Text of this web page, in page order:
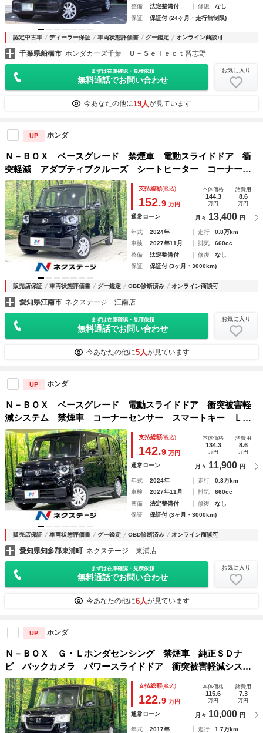
整備
法定整備付 修復
なし
保証
保証付 (24ヶ月・走行無制限)
認定中古車 ディーラー保証 車両状態評価書 グー鑑定 オンライン商談可
千葉県船橋市 ホンダカーズ千葉 Ｕ－Ｓｅｌｅｃｔ習志野
まずは在庫確認・見積依頼
無料通話でお問い合わせ
お気に入り
今あなたの他に19人が見ています
UP ホンダ
Ｎ－ＢＯＸ ベースグレード 禁煙車 電動スライドドア 衝
突軽減 アダプティブクルーズ シートヒーター コーナーセ
ンサー バックカメラ スマートキー ＬＥＤヘッド オート
ハイビーム 車線逸脱警報 オートライト オートエアコン
支払総額(税込)
152.9 万円
本体価格
144.3
万円
諸費用
8.6
万円
通常ローン 月々 13,400 円
年式 2024年 走行
0.8万km
車検
2027年11月 排気
660cc
整備
法定整備付 修復
なし
保証
保証付 (3ヶ月・3000km)
販売店保証 車両状態評価書 グー鑑定 OBD診断済み オンライン商談可
愛知県江南市 ネクステージ 江南店
まずは在庫確認・見積依頼
無料通話でお問い合わせ
お気に入り
今あなたの他に5人が見ています
UP ホンダ
Ｎ－ＢＯＸ ベースグレード 電動スライドドア 衝突被害軽
減システム 禁煙車 コーナーセンサー スマートキー ＬＥ
Ｄヘッド オートハイビーム オートライト オートエアコ
ン ＣＤ
支払総額(税込)
142.9 万円
本体価格
134.3
万円
諸費用
8.6
万円
通常ローン 月々 11,900 円
年式 2024年 走行
0.8万km
車検
2027年11月 排気
660cc
整備
法定整備付 修復
なし
保証
保証付 (3ヶ月・3000km)
販売店保証 車両状態評価書 グー鑑定 OBD診断済み オンライン商談可
愛知県知多郡東浦町 ネクステージ 東浦店
まずは在庫確認・見積依頼
無料通話でお問い合わせ
お気に入り
今あなたの他に6人が見ています
UP ホンダ
Ｎ－ＢＯＸ Ｇ・Ｌホンダセンシング 禁煙車 純正ＳＤナ
ビ バックカメラ パワースライドドア 衝突被害軽減システ
ム レーダークルーズ ＥＴＣ ドライブレコーダー フルセ
グＴＶ Ｂｌｕｅｔｏｏｔｈ接続 オートエアコン ＬＥＤヘ
ッドライト
支払総額(税込)
122.9 万円
本体価格
115.6
万円
諸費用
7.3
万円
通常ローン 月々 10,000 円
年式 2017年 走行
1.7万km